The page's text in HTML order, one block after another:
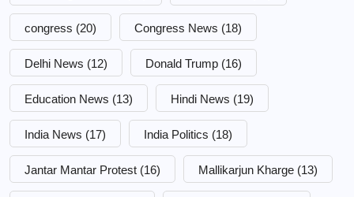
congress (20) Congress News (18)
Delhi News (12) Donald Trump (16)
Education News (13) Hindi News (19)
India News (17) India Politics (18)
Jantar Mantar Protest (16) Mallikarjun Kharge (13)